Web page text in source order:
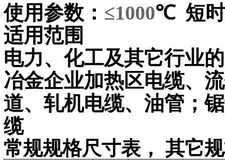
使用参数： ≤1000℃ 短
适用范围
电力、化工及其它行业
冶金企业加热区电缆、
道、轧机电缆、油管；
缆
常规规格尺寸表， 其它